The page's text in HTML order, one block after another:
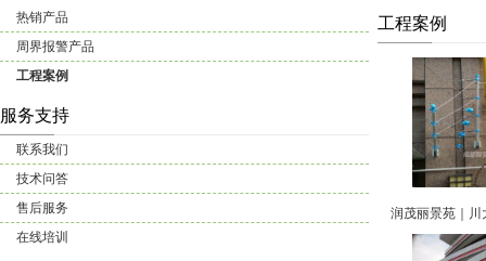
热销产品
周界报警产品
工程案例
服务支持
联系我们
技术问答
售后服务
在线培训
工程案例